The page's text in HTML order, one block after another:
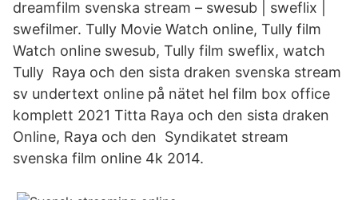
dreamfilm svenska stream – swesub | sweflix |
swefilmer. Tully Movie Watch online, Tully film
Watch online swesub, Tully film sweflix, watch
Tully Raya och den sista draken svenska stream
sv undertext online på nätet hel film box office
komplett 2021 Titta Raya och den sista draken
Online, Raya och den Syndikatet stream
svenska film online 4k 2014.